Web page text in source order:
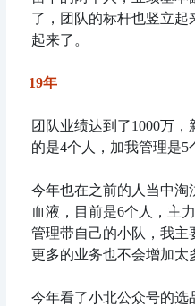
了，团队的标杆也竖立起
起来了。
19年
团队业绩达到了1000万
的是4个人，加我管理是5
今年也在之前的人当中淘
血液，目前是6个人，主
管理带自己的小队，我主
更多的业务也不会增加太
今年看了小北公众号的选